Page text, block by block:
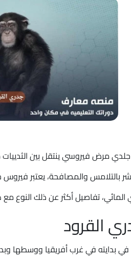
مرض فيروسي ينتقل بين الثدييات
بالتلامس والمصافحة، يعتبر
المائي، تفاصيل أكثر عن ذلك النوع مع
القرود
بدايته في غرب أفريقيا ووسطها